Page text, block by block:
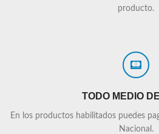
producto.
TODO MEDIO
En los productos habilitados puedes
Nacional.